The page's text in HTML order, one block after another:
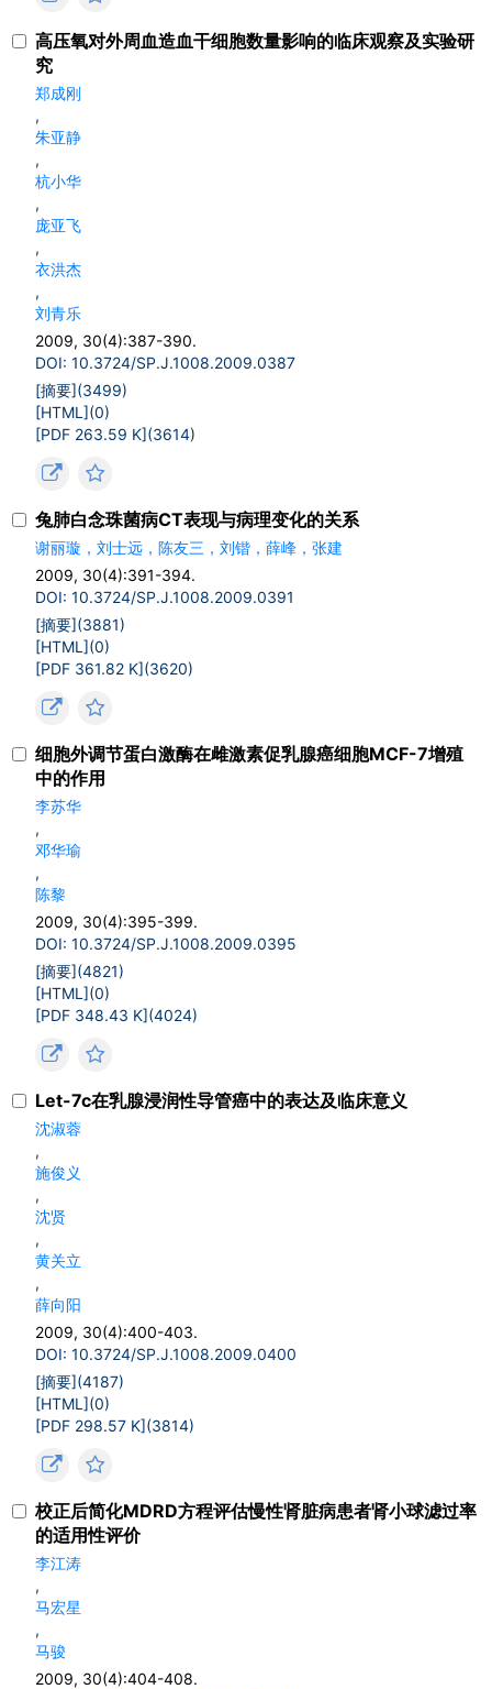
高压氧对外周血造血干细胞数量影响的临床观察及实验研
究
郑成刚
,
朱亚静
,
杭小华
,
庞亚飞
,
衣洪杰
,
刘青乐
2009, 30(4):387-390.
DOI: 10.3724/SP.J.1008.2009.0387
[摘要](3499)
[HTML](0)
[PDF 263.59 K](3614)
兔肺白念珠菌病CT表现与病理变化的关系
谢丽璇，刘士远，陈友三，刘锴，薛峰，张建
2009, 30(4):391-394.
DOI: 10.3724/SP.J.1008.2009.0391
[摘要](3881)
[HTML](0)
[PDF 361.82 K](3620)
细胞外调节蛋白激酶在雌激素促乳腺癌细胞MCF-7增殖
中的作用
李苏华
,
邓华瑜
,
陈黎
2009, 30(4):395-399.
DOI: 10.3724/SP.J.1008.2009.0395
[摘要](4821)
[HTML](0)
[PDF 348.43 K](4024)
Let-7c在乳腺浸润性导管癌中的表达及临床意义
沈淑蓉
,
施俊义
,
沈贤
,
黄关立
,
薛向阳
2009, 30(4):400-403.
DOI: 10.3724/SP.J.1008.2009.0400
[摘要](4187)
[HTML](0)
[PDF 298.57 K](3814)
校正后简化MDRD方程评估慢性肾脏病患者肾小球滤过率
的适用性评价
李江涛
,
马宏星
,
马骏
2009, 30(4):404-408.